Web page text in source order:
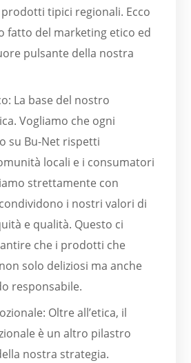
tipici regionali. Ecco
fatto del marketing etico ed
pulsante della nostra
La base del nostro
Vogliamo che ogni
su Bu-Net rispetti
locali e i consumatori
strettamente con
i nostri valori di
e qualità. Questo ci
che i prodotti che
solo deliziosi ma anche
responsabile.
Oltre all’etica, il
è un altro pilastro
nostra strategia.